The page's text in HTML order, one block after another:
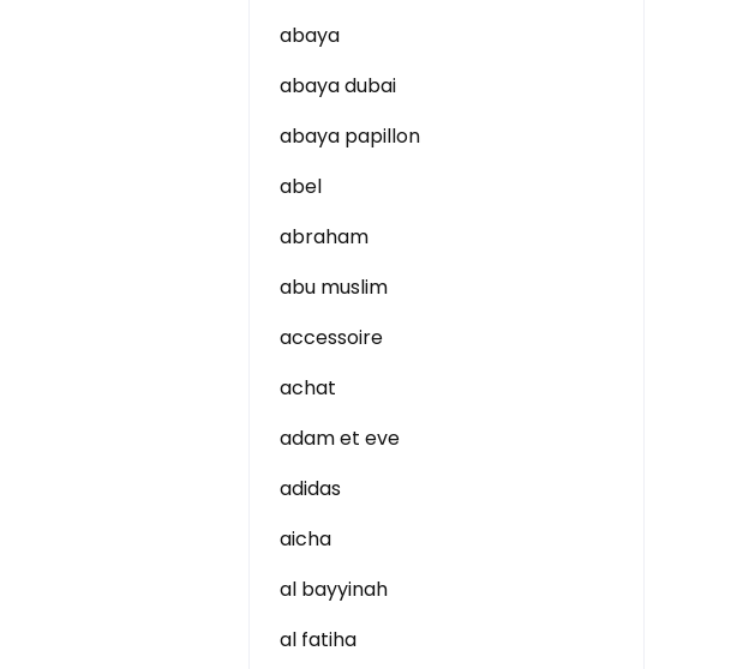
abaya
abaya dubai
abaya papillon
abel
abraham
abu muslim
accessoire
achat
adam et eve
adidas
aicha
al bayyinah
al fatiha